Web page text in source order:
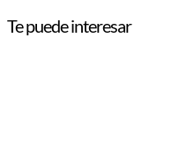
Te puede interesar